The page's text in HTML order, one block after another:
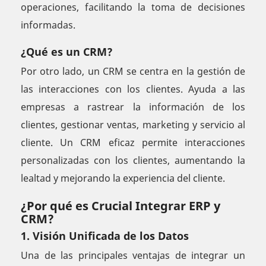
operaciones, facilitando la toma de decisiones
informadas.
¿Qué es un CRM?
Por otro lado, un CRM se centra en la gestión de
las interacciones con los clientes. Ayuda a las
empresas a rastrear la información de los
clientes, gestionar ventas, marketing y servicio al
cliente. Un CRM eficaz permite interacciones
personalizadas con los clientes, aumentando la
lealtad y mejorando la experiencia del cliente.
¿Por qué es Crucial Integrar ERP y
CRM?
1. Visión Unificada de los Datos
Una de las principales ventajas de integrar un